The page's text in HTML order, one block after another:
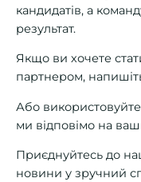
кандидатів, а
результат.
Якщо ви хочете
партнером,
Або
ми відповімо на ваш
Приєднуйтесь до
новини у зручний